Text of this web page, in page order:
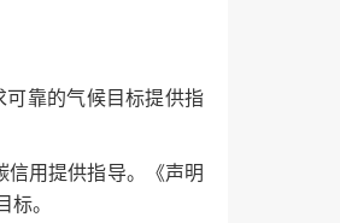
可靠的气候目标提供指
用提供指导。《声明
。